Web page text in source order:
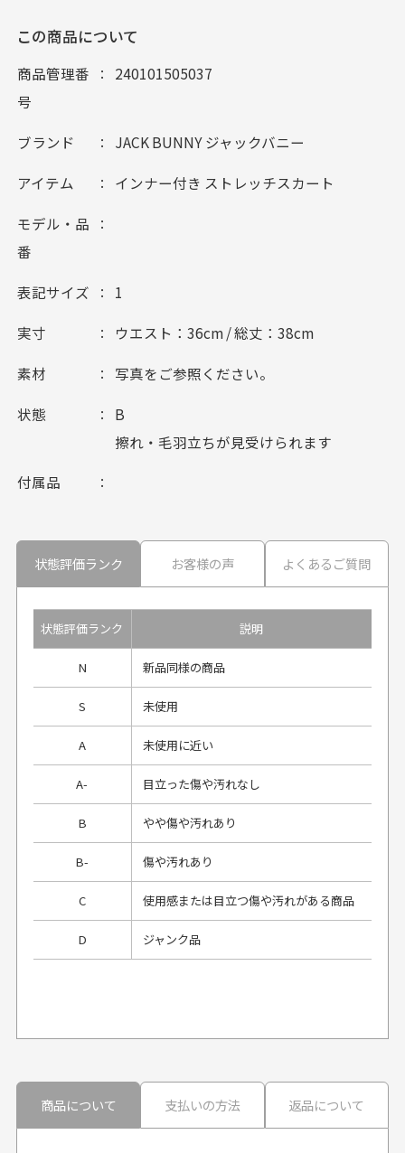
この商品について
商品管理番
号
240101505037
ブランド JACK BUNNY ジャックバニー
アイテム インナー付き ストレッチスカート
モデル・品
番
表記サイズ 1
実寸 ウエスト：36cm / 総丈：38cm
素材 写真をご参照ください。
状態
B
擦れ・毛羽立ちが見受けられます
付属品
状態評価ランク お客様の声 よくあるご質問
状態評価ランク 説明
N 新品同様の商品
S 未使用
A 未使用に近い
A- 目立った傷や汚れなし
B やや傷や汚れあり
B- 傷や汚れあり
C 使用感または目立つ傷や汚れがある商品
D ジャンク品
30代男性 30代男性
商品について 支払いの方法 返品について